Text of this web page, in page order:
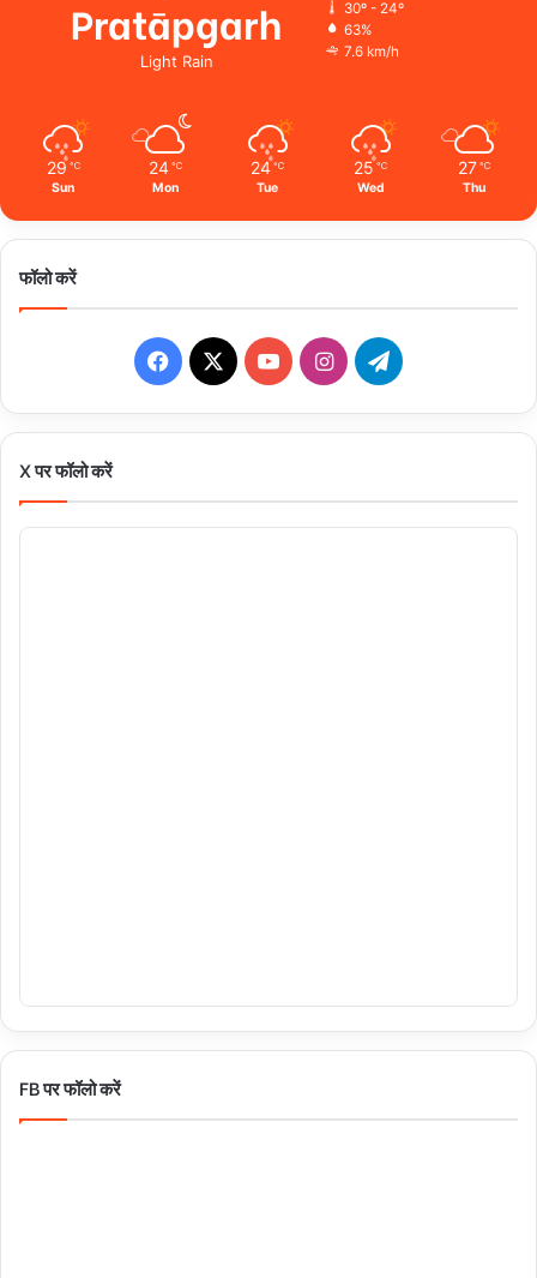
Pratāpgarh
Light Rain
30º - 24º
63%
7.6 km/h
29 ℃
Sun
24 ℃
Mon
24 ℃
Tue
25 ℃
Wed
27 ℃
Thu
फॉलो करें
Facebook
X YouTubeInstagramTelegram
X पर फॉलो करें
FB पर फॉलो करें